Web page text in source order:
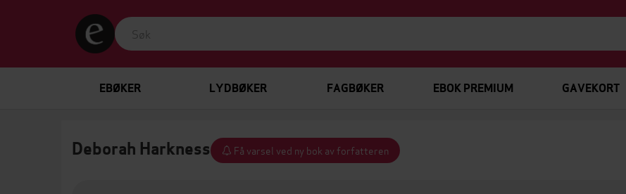
EBØKER LYDBØKER FAGBØKER EBOK PREMIUM GAVEKORT
Deborah Harkness Få varsel ved ny bok av forfatteren